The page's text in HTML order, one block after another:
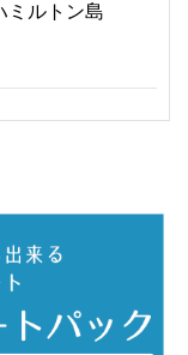
ミルトン島